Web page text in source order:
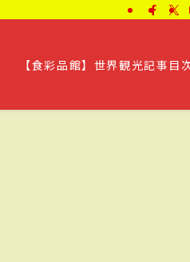
【食彩品館】世界観光記事